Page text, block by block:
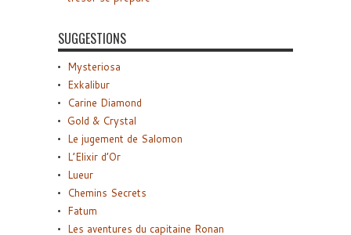
SUGGESTIONS
Mysteriosa
Exkalibur
Carine Diamond
Gold & Crystal
Le jugement de Salomon
L’Elixir d’Or
Lueur
Chemins Secrets
Fatum
Les aventures du capitaine Ronan